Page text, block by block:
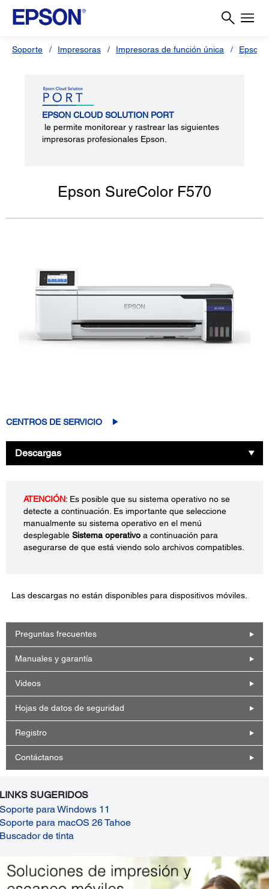
Soporte Impresoras Impresoras de función única Epson
EPSON CLOUD SOLUTION PORT
le permite monitorear y rastrear las siguientes
impresoras profesionales Epson.
Epson SureColor F570
CENTROS DE SERVICIO
Descargas
ATENCIÓN: Es posible que su sistema operativo no se
detecte a continuación. Es importante que seleccione
manualmente su sistema operativo en el menú
desplegable Sistema operativo a continuación para
asegurarse de que está viendo solo archivos compatibles.
Las descargas no están disponibles para dispositivos móviles.
Preguntas frecuentes
Manuales y garantía
Videos
Hojas de datos de seguridad
Registro
Contáctanos
LINKS SUGERIDOS
Soporte para Windows 11
Soporte para macOS 26 Tahoe
Buscador de tinta